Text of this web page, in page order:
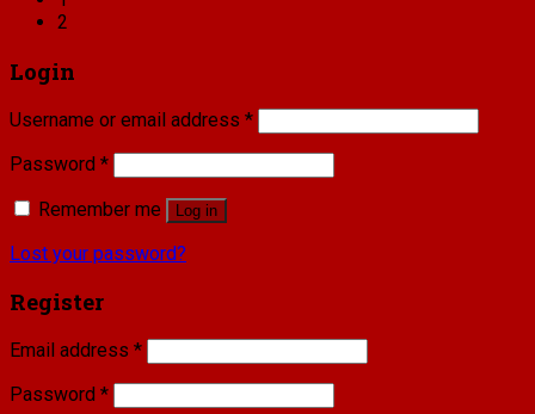
2
Login
Username or email address *
Password *
Remember me
Log in
Lost your password?
Register
Email address *
Password *